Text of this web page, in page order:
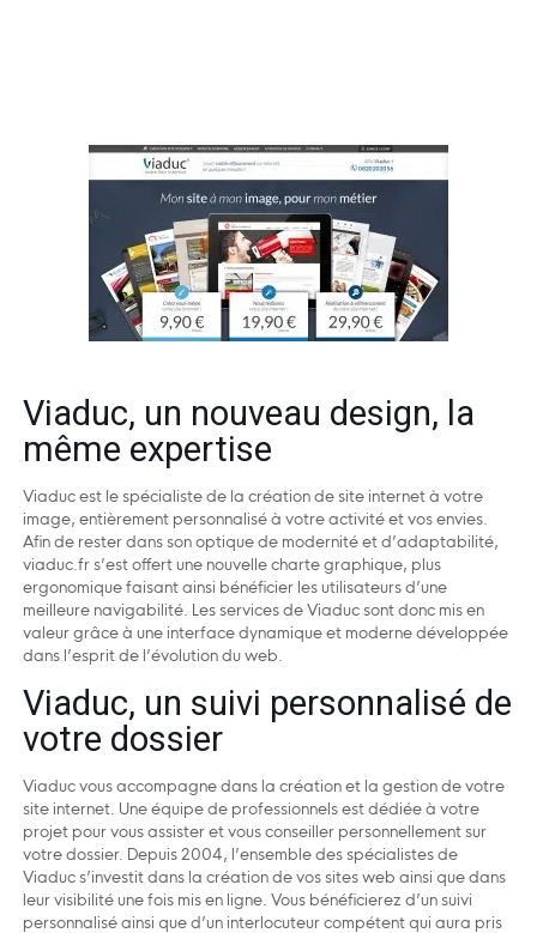
Viaduc, un nouveau design, la
même expertise
Viaduc est le spécialiste de la création de site internet à votre
image, entièrement personnalisé à votre activité et vos envies.
Afin de rester dans son optique de modernité et d’adaptabilité,
viaduc.fr s’est offert une nouvelle charte graphique, plus
ergonomique faisant ainsi bénéficier les utilisateurs d’une
meilleure navigabilité. Les services de Viaduc sont donc mis en
valeur grâce à une interface dynamique et moderne développée
dans l’esprit de l’évolution du web.
Viaduc, un suivi personnalisé de
votre dossier
Viaduc vous accompagne dans la création et la gestion de votre
site internet. Une équipe de professionnels est dédiée à votre
projet pour vous assister et vous conseiller personnellement sur
votre dossier. Depuis 2004, l’ensemble des spécialistes de
Viaduc s’investit dans la création de vos sites web ainsi que dans
leur visibilité une fois mis en ligne. Vous bénéficierez d’un suivi
personnalisé ainsi que d’un interlocuteur compétent qui aura pris